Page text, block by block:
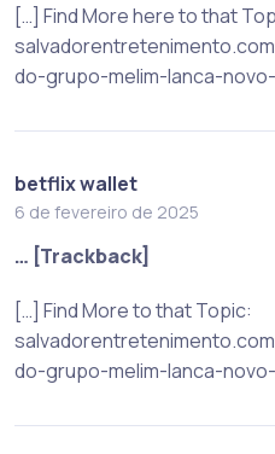
[…] Find More here to that
do-grupo-melim-lanca-
betflix wallet
6 de fevereiro de 2025
… [Trackback]
[…] Find More to that Topic:
do-grupo-melim-lanca-